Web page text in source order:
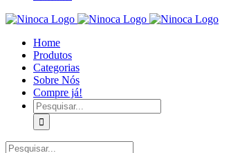
Home
Produtos
Categorias
Sobre Nós
Compre já!
Pesquisar
Pesquisar